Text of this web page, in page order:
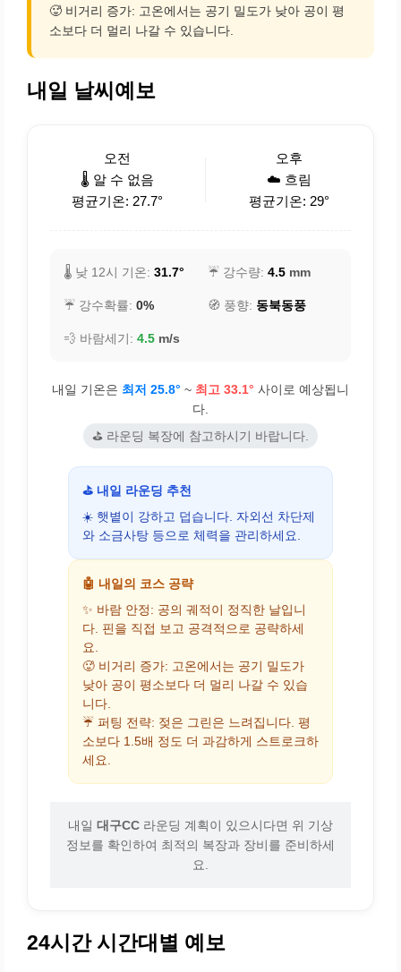
🥵 비거리 증가: 고온에서는 공기 밀도가 낮아 공이 평
소보다 더 멀리 나갈 수 있습니다.
내일 날씨예보
오전
🌡️ 알 수 없음
평균기온: 27.7°
오후
☁️ 흐림
평균기온: 29°
🌡️ 낮 12시 기온: 31.7° ☔ 강수량: 4.5 mm
☔ 강수확률: 0% 🧭 풍향: 동북동풍
💨 바람세기: 4.5 m/s
내일 기온은 최저 25.8° ~ 최고 33.1° 사이로 예상됩니
다.
⛳ 라운딩 복장에 참고하시기 바랍니다.
⛳ 내일 라운딩 추천
☀️ 햇볕이 강하고 덥습니다. 자외선 차단제
와 소금사탕 등으로 체력을 관리하세요.
🤖 내일의 코스 공략
✨ 바람 안정: 공의 궤적이 정직한 날입니
다. 핀을 직접 보고 공격적으로 공략하세
요.
🥵 비거리 증가: 고온에서는 공기 밀도가
낮아 공이 평소보다 더 멀리 나갈 수 있습
니다.
☔ 퍼팅 전략: 젖은 그린은 느려집니다. 평
소보다 1.5배 정도 더 과감하게 스트로크하
세요.
내일 대구CC 라운딩 계획이 있으시다면 위 기상
정보를 확인하여 최적의 복장과 장비를 준비하세
요.
24시간 시간대별 예보